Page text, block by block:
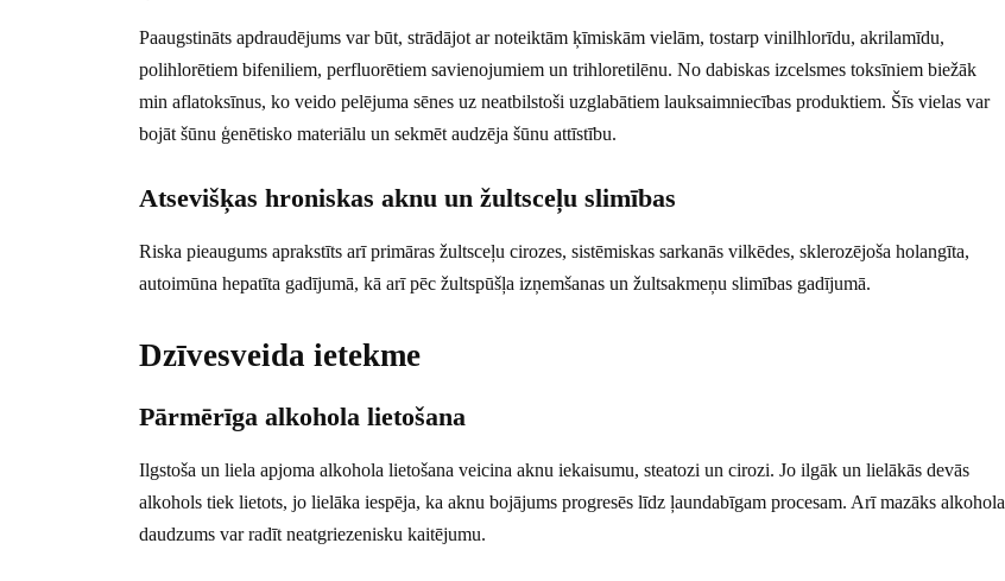
Paaugstināts apdraudējums var būt, strādājot ar noteiktām ķīmiskām vielām, tostarp vinilhlorīdu, akrilamīdu,
polihlorētiem bifeniliem, perfluorētiem savienojumiem un trihloretilēnu. No dabiskas izcelsmes toksīniem biežāk
min aflatoksīnus, ko veido pelējuma sēnes uz neatbilstoši uzglabātiem lauksaimniecības produktiem. Šīs vielas var
bojāt šūnu ģenētisko materiālu un sekmēt audzēja šūnu attīstību.
Atsevišķas hroniskas aknu un žultsceļu slimības
Riska pieaugums aprakstīts arī primāras žultsceļu cirozes, sistēmiskas sarkanās vilkēdes, sklerozējoša holangīta,
autoimūna hepatīta gadījumā, kā arī pēc žultspūšļa izņemšanas un žultsakmeņu slimības gadījumā.
Dzīvesveida ietekme
Pārmērīga alkohola lietošana
Ilgstoša un liela apjoma alkohola lietošana veicina aknu iekaisumu, steatozi un cirozi. Jo ilgāk un lielākās devās
alkohols tiek lietots, jo lielāka iespēja, ka aknu bojājums progresēs līdz ļaundabīgam procesam. Arī mazāks alkohola
daudzums var radīt neatgriezenisku kaitējumu.